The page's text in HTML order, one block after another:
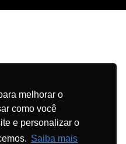
melhorar o
como você
e personalizar o
Saiba mais